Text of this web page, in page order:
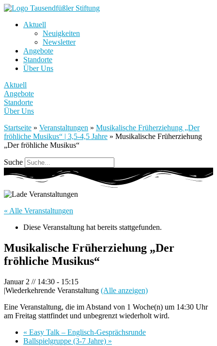
Aktuell
Neuigkeiten
Newsletter
Angebote
Standorte
Über Uns
Aktuell
Angebote
Standorte
Über Uns
Startseite » Veranstaltungen » Musikalische Früherziehung „Der
fröhliche Musikus“ | 3,5-4,5 Jahre » Musikalische Früherziehung
„Der fröhliche Musikus“
Suche
« Alle Veranstaltungen
Diese Veranstaltung hat bereits stattgefunden.
Musikalische Früherziehung „Der
fröhliche Musikus“
Januar 2 // 14:30 - 15:15
|Wiederkehrende Veranstaltung (Alle anzeigen)
Eine Veranstaltung, die im Abstand von 1 Woche(n) um 14:30 Uhr
am Freitag stattfindet und unbegrenzt wiederholt wird.
« Easy Talk – Englisch-Gesprächsrunde
Ballspielgruppe (3-7 Jahre) »